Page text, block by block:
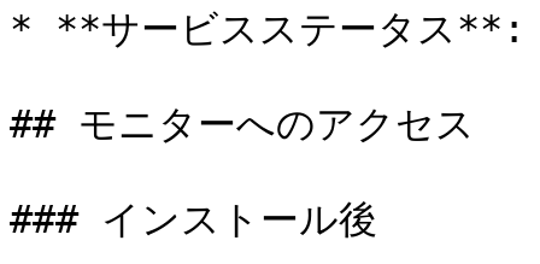
* **サービスステータス**:
## モニターへのアクセス
### インストール後